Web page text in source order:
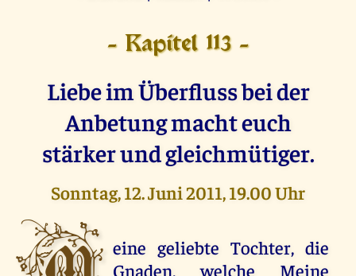
- Kapitel 113 -
Liebe im Überfluss bei der
Anbetung macht euch
stärker und gleichmütiger.
Sonntag, 12. Juni 2011, 19.00 Uhr
eine geliebte Tochter, die
Gnaden, welche Meine